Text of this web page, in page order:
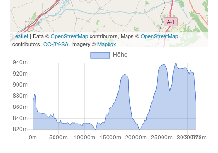
Leaflet | Data ©OpenStreetMapcontributors, Maps ©OpenStreetMap
contributors, CC-BY-SA, Imagery ©Mapbox